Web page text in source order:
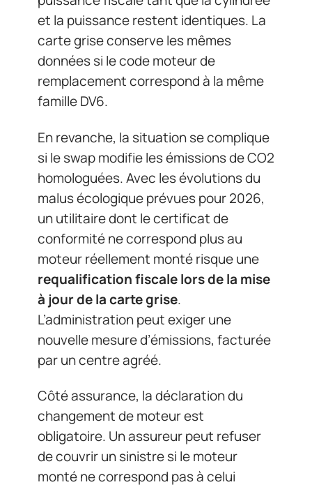
et la puissance restent identiques. La
carte grise conserve les mêmes
données si le code moteur de
remplacement correspond à la même
famille DV6.
En revanche, la situation se complique
si le swap modifie les émissions de CO2
homologuées. Avec les évolutions du
malus écologique prévues pour 2026,
un utilitaire dont le certificat de
conformité ne correspond plus au
moteur réellement monté risque une
requalification fiscale lors de la mise
à jour de la carte grise.
L’administration peut exiger une
nouvelle mesure d’émissions, facturée
par un centre agréé.
Côté assurance, la déclaration du
changement de moteur est
obligatoire. Un assureur peut refuser
de couvrir un sinistre si le moteur
monté ne correspond pas à celui